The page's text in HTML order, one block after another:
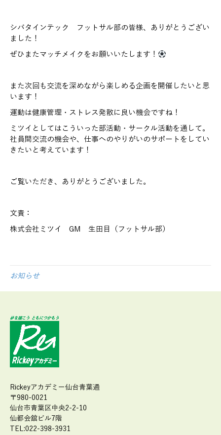
シバタインテック フットサル部の皆様、ありがとうござい
ました！
ぜひまたマッチメイクをお願いいたします！
また次回も交流を深めながら楽しめる企画を開催したいと思
います！
運動は健康管理・ストレス発散に良い機会ですね！
ミツイとしてはこういった部活動・サークル活動を通して。
社員間交流の機会や、仕事へのやりがいのサポートをしてい
きたいと考えています！
ご覧いただき、ありがとうございました。
文責：
株式会社ミツイ GM 生田目（フットサル部）
お知らせ
Rickeyアカデミー仙台青葉通
〒980-0021
仙台市青葉区中央2-2-10
仙都会舘ビル7階
TEL:022-398-3931